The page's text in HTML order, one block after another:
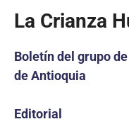
La Crianza
Boletín del grupo
de Antioquia
Editorial